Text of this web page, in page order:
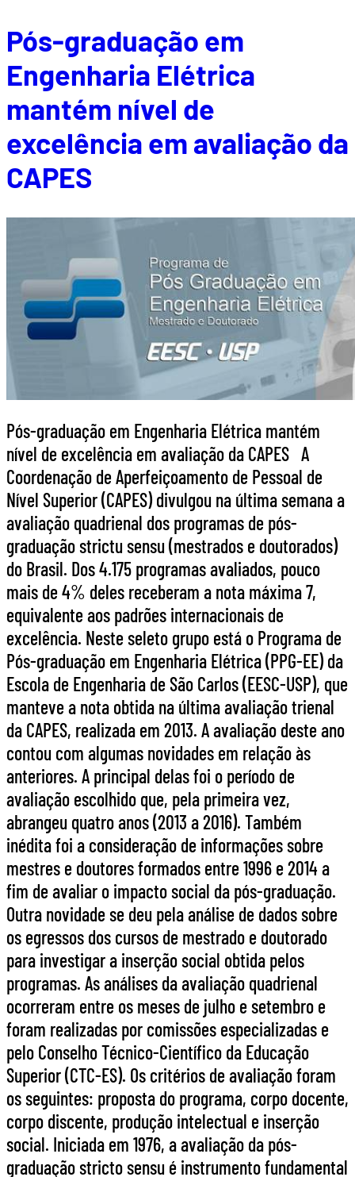
Pós-graduação em
Engenharia Elétrica
mantém nível de
excelência em avaliação da
CAPES
Pós-graduação em Engenharia Elétrica mantém
nível de excelência em avaliação da CAPES A
Coordenação de Aperfeiçoamento de Pessoal de
Nível Superior (CAPES) divulgou na última semana a
avaliação quadrienal dos programas de pós-
graduação strictu sensu (mestrados e doutorados)
do Brasil. Dos 4.175 programas avaliados, pouco
mais de 4% deles receberam a nota máxima 7,
equivalente aos padrões internacionais de
excelência. Neste seleto grupo está o Programa de
Pós-graduação em Engenharia Elétrica (PPG-EE) da
Escola de Engenharia de São Carlos (EESC-USP), que
manteve a nota obtida na última avaliação trienal
da CAPES, realizada em 2013. A avaliação deste ano
contou com algumas novidades em relação às
anteriores. A principal delas foi o período de
avaliação escolhido que, pela primeira vez,
abrangeu quatro anos (2013 a 2016). Também
inédita foi a consideração de informações sobre
mestres e doutores formados entre 1996 e 2014 a
fim de avaliar o impacto social da pós-graduação.
Outra novidade se deu pela análise de dados sobre
os egressos dos cursos de mestrado e doutorado
para investigar a inserção social obtida pelos
programas. As análises da avaliação quadrienal
ocorreram entre os meses de julho e setembro e
foram realizadas por comissões especializadas e
pelo Conselho Técnico-Científico da Educação
Superior (CTC-ES). Os critérios de avaliação foram
os seguintes: proposta do programa, corpo docente,
corpo discente, produção intelectual e inserção
social. Iniciada em 1976, a avaliação da pós-
graduação stricto sensu é instrumento fundamental